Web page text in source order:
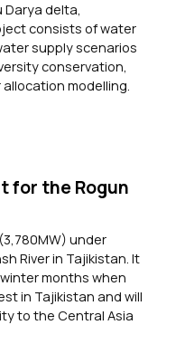
delta,
consists of water
supply scenarios
conservation,
modelling.
for the Rogun
under
River in Tajikistan. It
months when
in Tajikistan and will
to the Central Asia